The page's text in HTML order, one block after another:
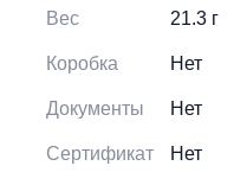
Вес 21.3 г
Коробка Нет
Документы Нет
Сертификат Нет